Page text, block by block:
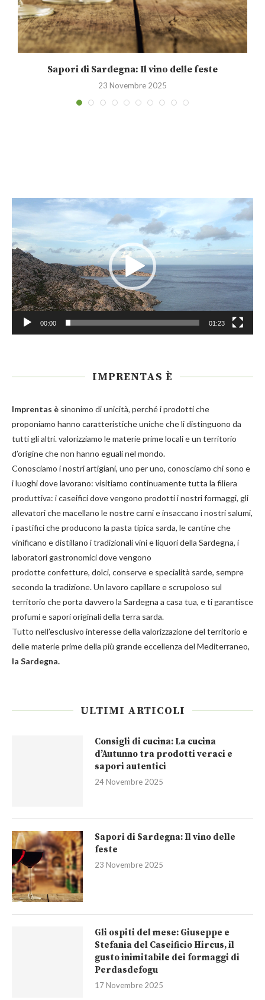
Sapori di Sardegna: Il vino delle feste
23 Novembre 2025
Player
00:00 01:23
IMPRENTAS È
Imprentas è sinonimo di unicità, perché i prodotti che
proponiamo hanno caratteristiche uniche che li distinguono da
tutti gli altri. valorizziamo le materie prime locali e un territorio
d’origine che non hanno eguali nel mondo.
Conosciamo i nostri artigiani, uno per uno, conosciamo chi sono e
i luoghi dove lavorano: visitiamo continuamente tutta la filiera
produttiva: i caseifici dove vengono prodotti i nostriformaggi, gli
allevatori che macellano le nostrecarnie insaccano i nostri salumi,
i pastifici che producono la pasta tipica sarda, le cantine che
vinificano e distillano i tradizionalivini e liquoridella Sardegna, i
laboratori gastronomici dove vengono
prodotteconfetture, dolci, conservee specialità sarde, sempre
secondo la tradizione. Un lavoro capillare e scrupoloso sul
territorio che porta davvero la Sardegna a casa tua, e ti garantisce
profumi e sapori originali della terra sarda.
Tutto nell’esclusivo interesse della valorizzazione del territorio e
delle materie prime della più grande eccellenza del Mediterraneo,
la Sardegna.
ULTIMI ARTICOLI
Consigli di cucina: La cucina
d’Autunno tra prodotti veraci e
sapori autentici
24 Novembre 2025
Sapori di Sardegna: Il vino delle
feste
23 Novembre 2025
Gli ospiti del mese: Giuseppe e
Stefania del Caseificio Hircus, il
gusto inimitabile dei formaggi di
Perdasdefogu
17 Novembre 2025